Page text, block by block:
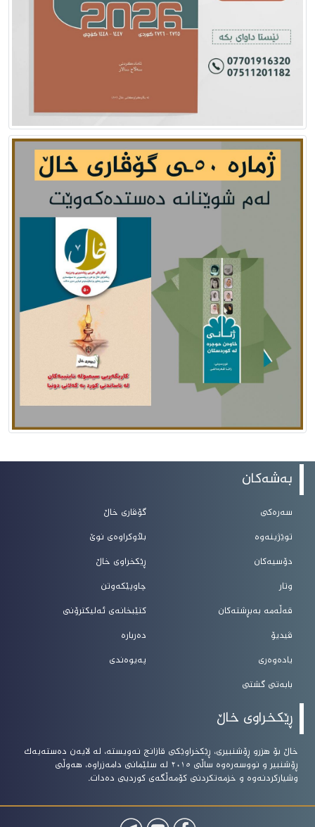
بەشەکان
سەرەکی
توێژینەوە
دۆسیەکان
وتار
گۆڤاری خاڵ
بڵاوکراوەی نوێ
ڕێکخراوی خاڵ
چاوپێکەوتن
قەڵەمە بەبڕشتەکان
ڤیدیۆ
یادەوەری
بابەتی گشتی
کتێبخانەی ئەلیکترۆنی
دەربارە
پەیوەندی
ڕێکخراوی خاڵ
خاڵ بۆ هزرو ڕۆشنبیرى، ڕێکخراوێکى قازانج نەویستە، لە لایەن دەستەیەک
ڕۆشنبیر و نووسەرەوە ساڵى ٢٠١٥ لە سلێمانى دامەزراوە، هەوڵى
وشیارکردنەوە و خزمەتکردنى کۆمەڵگەى کوردیى دەدات.